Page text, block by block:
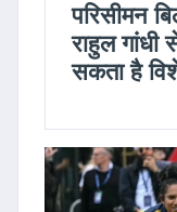
परिसीमन
राहुल
सकता है